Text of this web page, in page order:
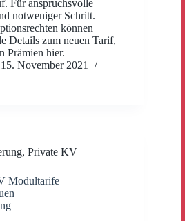
Für anspruchsvolle
notweniger Schritt.
können
Details zum neuen Tarif,
Prämien hier.
15. November 2021
, Private KV
Modultarife –